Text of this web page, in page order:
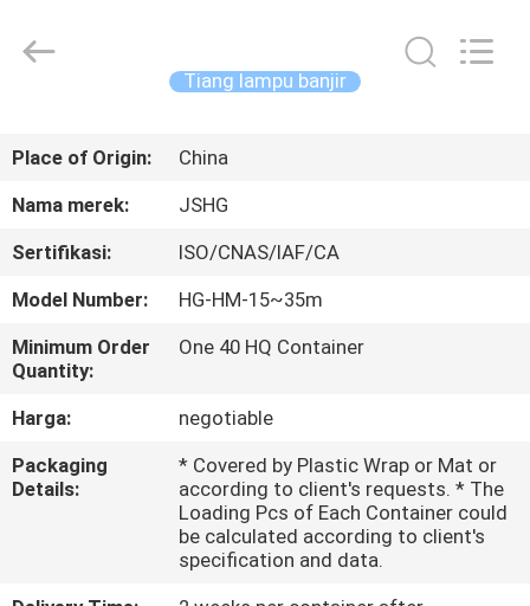
PRODUK
TAMPILAN
VR
TENTANG
KAMI
co.,ltd.
Tiang lampu banjir
Place of Origin:
China
Nama merek:
JSHG
Sertifikasi:
ISO/CNAS/IAF/CA
Model Number:
HG-HM-15~35m
Minimum Order
Quantity:
One 40 HQ Container
Harga:
negotiable
Packaging
Details:
* Covered by Plastic Wrap or Mat or
according to client's requests. * The
Loading Pcs of Each Container could
be calculated according to client's
specification and data.